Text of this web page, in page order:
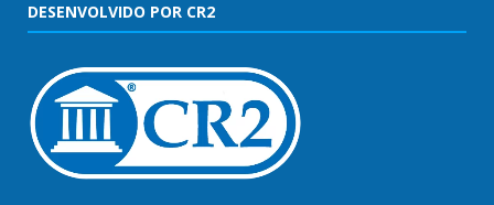
DESENVOLVIDO POR CR2